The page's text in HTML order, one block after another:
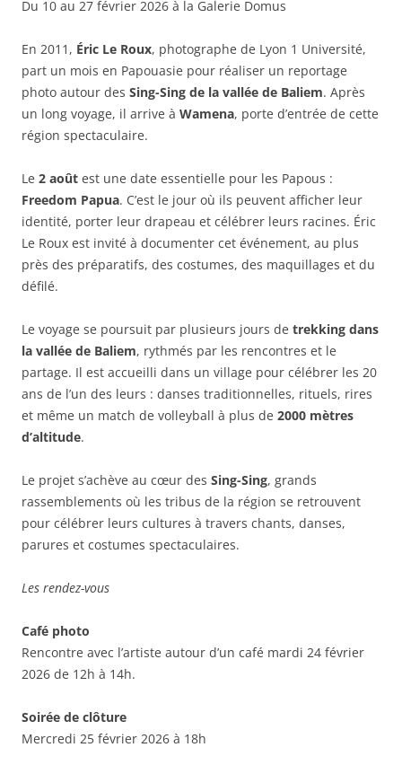
Du 10 au 27 février 2026 à la Galerie Domus
En 2011, Éric Le Roux, photographe de Lyon 1 Université,
part un mois en Papouasie pour réaliser un reportage
photo autour des Sing-Sing de la vallée de Baliem. Après
un long voyage, il arrive à Wamena, porte d’entrée de cette
région spectaculaire.
Le 2 août est une date essentielle pour les Papous :
Freedom Papua. C’est le jour où ils peuvent afficher leur
identité, porter leur drapeau et célébrer leurs racines. Éric
Le Roux est invité à documenter cet événement, au plus
près des préparatifs, des costumes, des maquillages et du
défilé.
Le voyage se poursuit par plusieurs jours de trekking dans
la vallée de Baliem, rythmés par les rencontres et le
partage. Il est accueilli dans un village pour célébrer les 20
ans de l’un des leurs : danses traditionnelles, rituels, rires
et même un match de volleyball à plus de 2000 mètres
d’altitude.
Le projet s’achève au cœur des Sing-Sing, grands
rassemblements où les tribus de la région se retrouvent
pour célébrer leurs cultures à travers chants, danses,
parures et costumes spectaculaires.
Les rendez-vous
Café photo
Rencontre avec l’artiste autour d’un café mardi 24 février
2026 de 12h à 14h.
Soirée de clôture
Mercredi 25 février 2026 à 18h